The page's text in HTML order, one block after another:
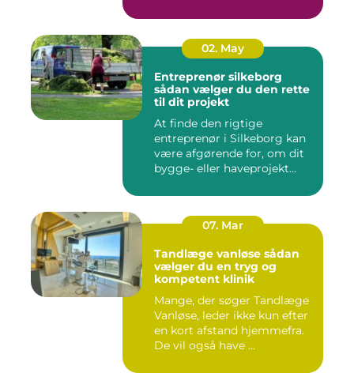
02. May
Entreprenør silkeborg
sådan vælger du den rette
til dit projekt
At finde den rigtige
entreprenør i Silkeborg kan
være afgørende for, om dit
bygge- eller haveprojekt...
07. Mar
Tandlæge vanløse sådan
vælger du en tryg og
kompetent klinik
Mange, der søger Tandlæge
Vanløse, leder ikke kun efter
en kort afstand hjemmefra.
De vil også have ...